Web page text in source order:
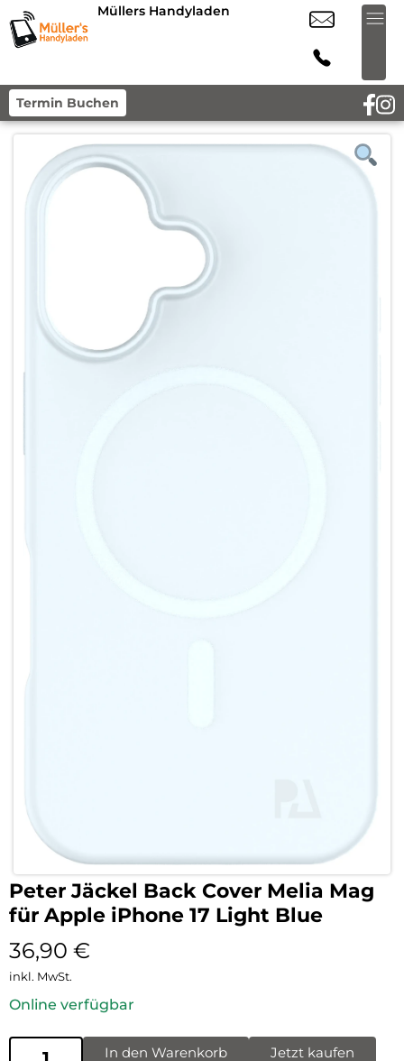
Müllers Handyladen
Termin Buchen
Peter Jäckel Back Cover Melia Mag
für Apple iPhone 17 Light Blue
36,90 €
inkl. MwSt.
Online verfügbar
In den Warenkorb Jetzt kaufen